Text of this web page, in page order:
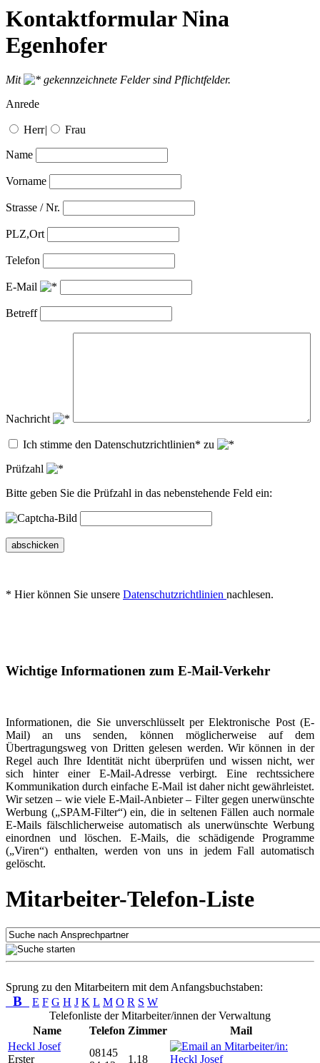
Kontaktformular Nina
Egenhofer
Mit
gekennzeichnete Felder sind Pflichtfelder.
Anrede
Herr| Frau
Name
Vorname
Strasse / Nr.
PLZ,Ort
Telefon
E-Mail
Betreff
Nachricht
Ich stimme den Datenschutzrichtlinien* zu
Prüfzahl
Bitte geben Sie die Prüfzahl in das nebenstehende Feld ein:
abschicken
* Hier können Sie unsere Datenschutzrichtlinien nachlesen.
Wichtige Informationen zum E-Mail-Verkehr
Informationen, die Sie unverschlüsselt per Elektronische Post (E-
Mail) an uns senden, können möglicherweise auf dem
Übertragungsweg von Dritten gelesen werden. Wir können in der
Regel auch Ihre Identität nicht überprüfen und wissen nicht, wer
sich hinter einer E-Mail-Adresse verbirgt. Eine rechtssichere
Kommunikation durch einfache E-Mail ist daher nicht gewährleistet.
Wir setzen – wie viele E-Mail-Anbieter – Filter gegen unerwünschte
Werbung („SPAM-Filter“) ein, die in seltenen Fällen auch normale
E-Mails fälschlicherweise automatisch als unerwünschte Werbung
einordnen und löschen. E-Mails, die schädigende Programme
(„Viren“) enthalten, werden von uns in jedem Fall automatisch
gelöscht.
Mitarbeiter-Telefon-Liste
Sprung zu den Mitarbeitern mit dem Anfangsbuchstaben:
B E F G H J K L M O R S W
Telefonliste der Mitarbeiter/innen der Verwaltung
Name
Telefon Zimmer
Mail
Heckl Josef
Erster
08145
1.18